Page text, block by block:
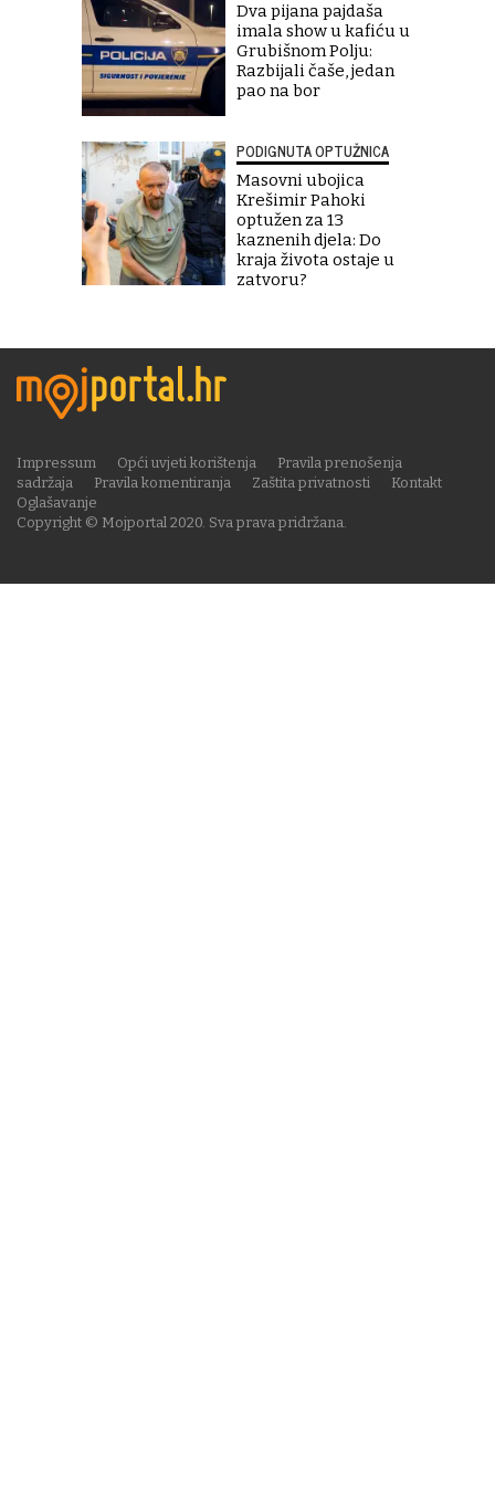
Dva pijana pajdaša
imala show u kafiću u
Grubišnom Polju:
Razbijali čaše, jedan
pao na bor
PODIGNUTA OPTUŽNICA
Masovni ubojica
Krešimir Pahoki
optužen za 13
kaznenih djela: Do
kraja života ostaje u
zatvoru?
Copyright © Mojportal 2020. Sva prava pridržana.
Impressum Opći uvjeti korištenja
Pravila prenošenja
sadržaja
Pravila komentiranja Zaštita privatnosti
Kontakt
Oglašavanje